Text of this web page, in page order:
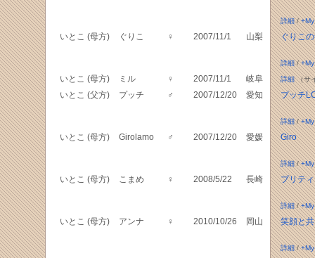
詳細/+My
いとこ (母方) ぐりこ ♀ 2007/11/1 山梨 ぐりこ
詳細/+My
いとこ (母方) ミル ♀ 2007/11/1 岐阜 詳細（サ
いとこ (父方) プッチ ♂ 2007/12/20 愛知 プッチ
詳細/+My
いとこ (母方) Girolamo ♂ 2007/12/20 愛媛 Giro
詳細/+My
いとこ (母方) こまめ ♀ 2008/5/22 長崎 プリテ
詳細/+My
いとこ (母方) アンナ ♀ 2010/10/26 岡山 笑顔と
詳細/+My